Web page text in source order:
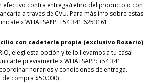
efectivo contra entrega/retiro del producto o con
a través de CVU. Para más info sobre estas
x WHATSAPP: +54 341 6253161
con cadetería propia (exclusivo Rosario)
elegí esta opción y te lo llevamos a tu casa!
previamente x WHATSAPP: +54 341
horarios y condiciones de entrega.
compra $50.000)